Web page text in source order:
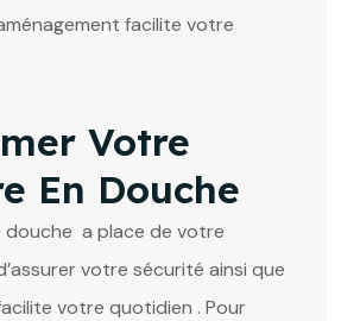
facilite votre
Votre
En Douche
douche a place de votre
votre sécurité ainsi que
votre quotidien . Pour